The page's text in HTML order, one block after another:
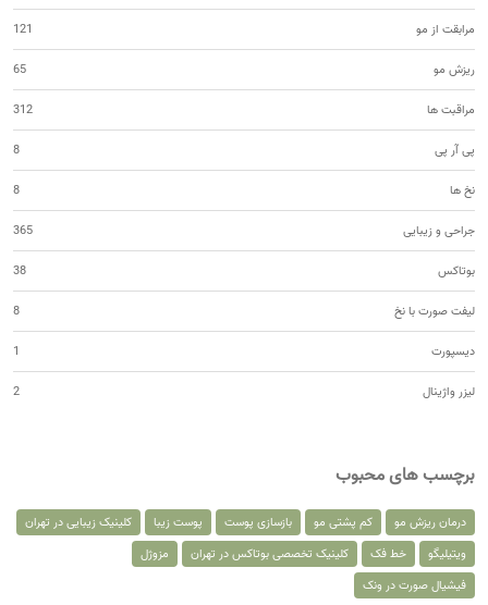
مرابقت از مو 121
ریزش مو 65
مراقبت ها 312
پی آر پی 8
نخ ها 8
جراحی و زیبایی 365
بوتاکس 38
لیفت صورت با نخ 8
دیسپورت 1
لیزر واژینال 2
برچسب های محبوب
درمان ریزش مو کم پشتی مو بازسازی پوست پوست زیبا
کلینیک زیبایی در تهران
ویتیلیگو
خط فک کلینیک تخصصی بوتاکس در تهران
مزوژل
فیشیال صورت در ونک